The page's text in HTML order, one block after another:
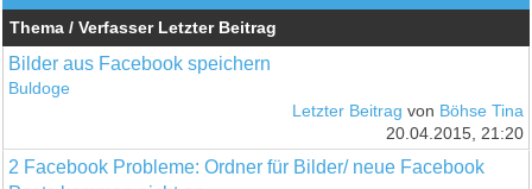
Thema / Verfasser Letzter Beitrag
Bilder aus Facebook speichern
Buldoge
Letzter Beitrag von Böhse Tina
20.04.2015, 21:20
2 Facebook Probleme: Ordner für Bilder/ neue Facebook